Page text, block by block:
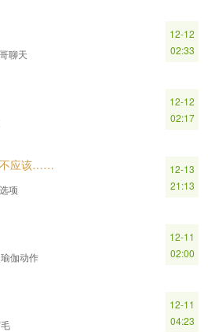
聊天
12-12
02:33
12-12
02:17
不应该……
项
12-13
21:13
伽动作
12-11
02:00
12-11
04:23